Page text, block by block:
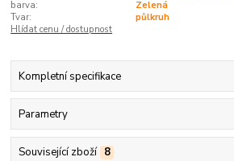
barva:
Zelená
Tvar:
půlkruh
Hlídat cenu / dostupnost
Kompletní specifikace
Parametry
Související zboží 8